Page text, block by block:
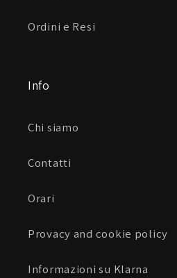
Ordini e Resi
Info
Chi siamo
Contatti
Orari
Provacy and cookie policy
Informazioni su Klarna